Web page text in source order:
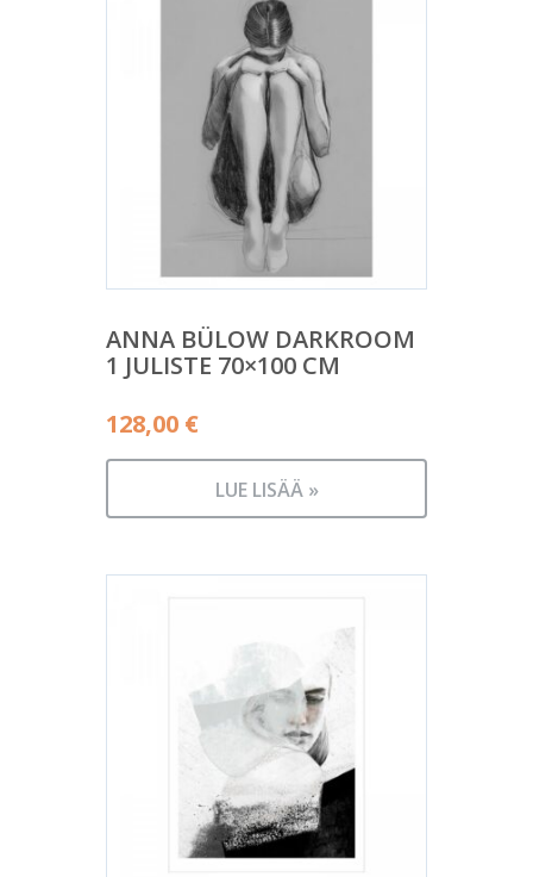
ANNA BÜLOW DARKROOM
1 JULISTE 70×100 CM
128,00 €
LUE LISÄÄ »